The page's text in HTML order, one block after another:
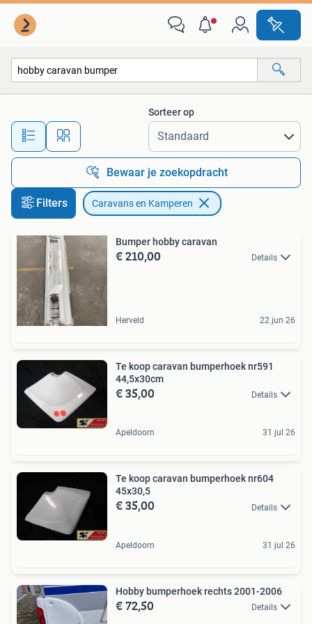
Alle afstanden…
Sorteer op
Bewaar je zoekopdracht
Filters Caravans en Kamperen
Bumper hobby caravan
€ 210,00 Details
Herveld 22 jun 26
Te koop caravan bumperhoek nr591
44,5x30cm
€ 35,00 Details
Apeldoorn 31 jul 26
Te koop caravan bumperhoek nr604
45x30,5
€ 35,00 Details
Apeldoorn 31 jul 26
Hobby bumperhoek rechts 2001-2006
€ 72,50 Details